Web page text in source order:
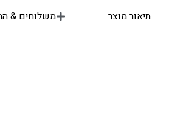
תיאור מוצר משלוחים &